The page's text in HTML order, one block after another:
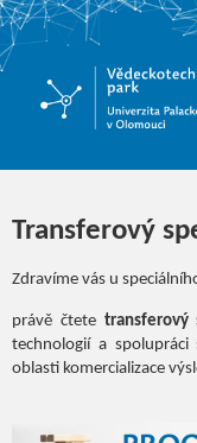
Transferový
Zdravíme vás u
právě čtete transferový
technologií a
oblasti komercializace